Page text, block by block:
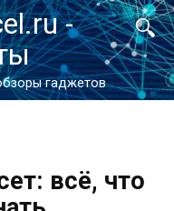
-
гаджетов
всё, что